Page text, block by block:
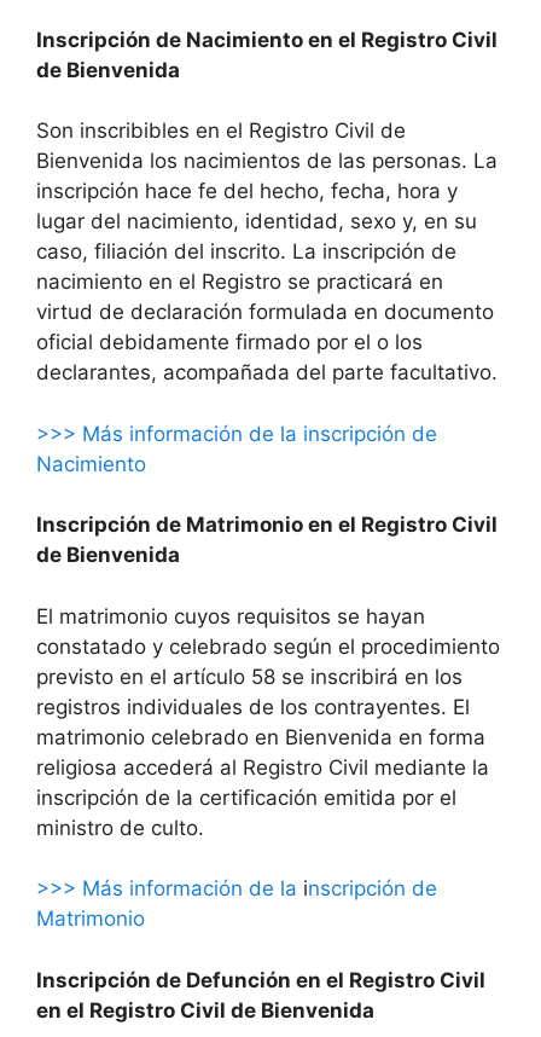
Inscripción de Nacimiento en el Registro Civil
de Bienvenida
Son inscribibles en el Registro Civil de
Bienvenida los nacimientos de las personas. La
inscripción hace fe del hecho, fecha, hora y
lugar del nacimiento, identidad, sexo y, en su
caso, filiación del inscrito. La inscripción de
nacimiento en el Registro se practicará en
virtud de declaración formulada en documento
oficial debidamente firmado por el o los
declarantes, acompañada del parte facultativo.
>>> Más información de la inscripción de
Nacimiento
Inscripción de Matrimonio en el Registro Civil
de Bienvenida
El matrimonio cuyos requisitos se hayan
constatado y celebrado según el procedimiento
previsto en el artículo 58 se inscribirá en los
registros individuales de los contrayentes. El
matrimonio celebrado en Bienvenida en forma
religiosa accederá al Registro Civil mediante la
inscripción de la certificación emitida por el
ministro de culto.
>>> Más información de la inscripción de
Matrimonio
Inscripción de Defunción en el Registro Civil
en el Registro Civil de Bienvenida